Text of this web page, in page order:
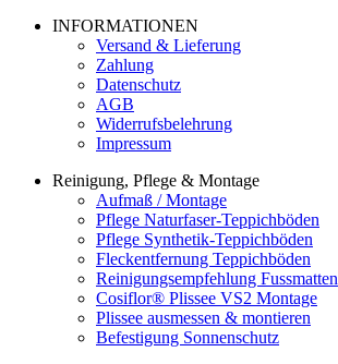
INFORMATIONEN
Versand & Lieferung
Zahlung
Datenschutz
AGB
Widerrufsbelehrung
Impressum
Reinigung, Pflege & Montage
Aufmaß / Montage
Pflege Naturfaser-Teppichböden
Pflege Synthetik-Teppichböden
Fleckentfernung Teppichböden
Reinigungsempfehlung Fussmatten
Cosiflor® Plissee VS2 Montage
Plissee ausmessen & montieren
Befestigung Sonnenschutz